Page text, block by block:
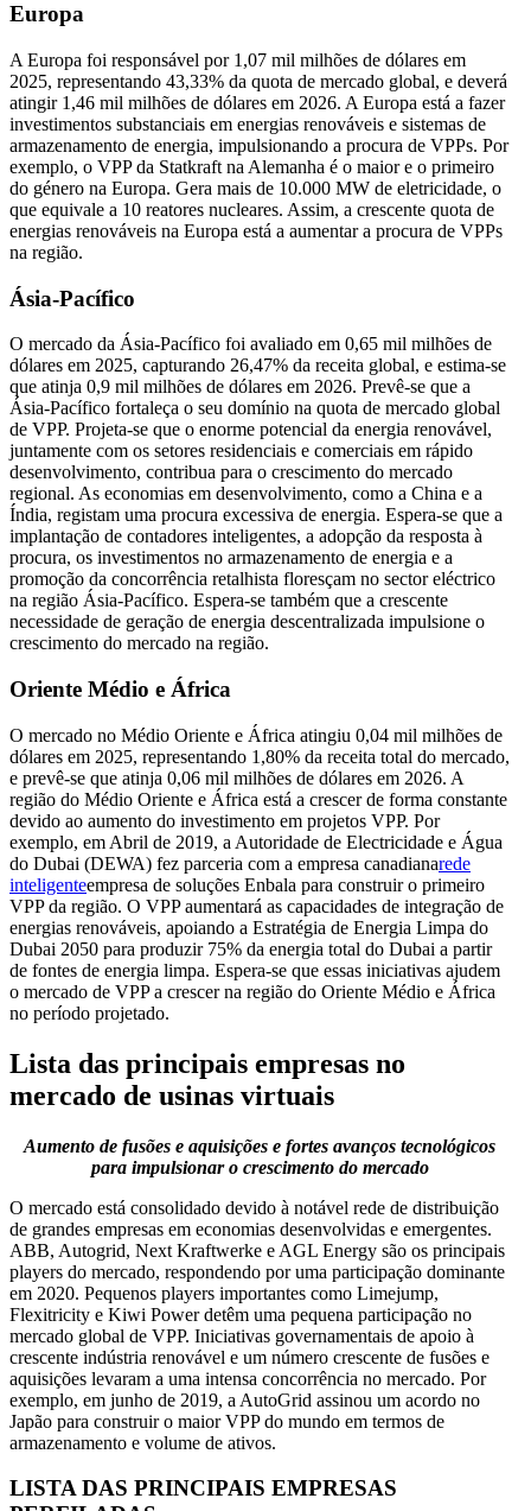
Europa
A Europa foi responsável por 1,07 mil milhões de dólares em
2025, representando 43,33% da quota de mercado global, e deverá
atingir 1,46 mil milhões de dólares em 2026. A Europa está a fazer
investimentos substanciais em energias renováveis ​​e sistemas de
armazenamento de energia, impulsionando a procura de VPPs. Por
exemplo, o VPP da Statkraft na Alemanha é o maior e o primeiro
do género na Europa. Gera mais de 10.000 MW de eletricidade, o
que equivale a 10 reatores nucleares. Assim, a crescente quota de
energias renováveis ​​na Europa está a aumentar a procura de VPPs
na região.
Ásia-Pacífico
O mercado da Ásia-Pacífico foi avaliado em 0,65 mil milhões de
dólares em 2025, capturando 26,47% da receita global, e estima-se
que atinja 0,9 mil milhões de dólares em 2026. Prevê-se que a
Ásia-Pacífico fortaleça o seu domínio na quota de mercado global
de VPP. Projeta-se que o enorme potencial da energia renovável,
juntamente com os setores residenciais e comerciais em rápido
desenvolvimento, contribua para o crescimento do mercado
regional. As economias em desenvolvimento, como a China e a
Índia, registam uma procura excessiva de energia. Espera-se que a
implantação de contadores inteligentes, a adopção da resposta à
procura, os investimentos no armazenamento de energia e a
promoção da concorrência retalhista floresçam no sector eléctrico
na região Ásia-Pacífico. Espera-se também que a crescente
necessidade de geração de energia descentralizada impulsione o
crescimento do mercado na região.
Oriente Médio e África
O mercado no Médio Oriente e África atingiu 0,04 mil milhões de
dólares em 2025, representando 1,80% da receita total do mercado,
e prevê-se que atinja 0,06 mil milhões de dólares em 2026. A
região do Médio Oriente e África está a crescer de forma constante
devido ao aumento do investimento em projetos VPP. Por
exemplo, em Abril de 2019, a Autoridade de Electricidade e Água
do Dubai (DEWA) fez parceria com a empresa canadianarede
inteligenteempresa de soluções Enbala para construir o primeiro
VPP da região. O VPP aumentará as capacidades de integração de
energias renováveis, apoiando a Estratégia de Energia Limpa do
Dubai 2050 para produzir 75% da energia total do Dubai a partir
de fontes de energia limpa. Espera-se que essas iniciativas ajudem
o mercado de VPP a crescer na região do Oriente Médio e África
no período projetado.
Lista das principais empresas no
mercado de usinas virtuais
Aumento de fusões e aquisições e fortes avanços tecnológicos
para impulsionar o crescimento do mercado
O mercado está consolidado devido à notável rede de distribuição
de grandes empresas em economias desenvolvidas e emergentes.
ABB, Autogrid, Next Kraftwerke e AGL Energy são os principais
players do mercado, respondendo por uma participação dominante
em 2020. Pequenos players importantes como Limejump,
Flexitricity e Kiwi Power detêm uma pequena participação no
mercado global de VPP. Iniciativas governamentais de apoio à
crescente indústria renovável e um número crescente de fusões e
aquisições levaram a uma intensa concorrência no mercado. Por
exemplo, em junho de 2019, a AutoGrid assinou um acordo no
Japão para construir o maior VPP do mundo em termos de
armazenamento e volume de ativos.
LISTA DAS PRINCIPAIS EMPRESAS